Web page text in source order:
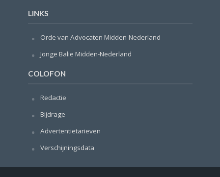
LINKS
Orde van Advocaten Midden-Nederland
Jonge Balie Midden-Nederland
COLOFON
Redactie
Bijdrage
Advertentietarieven
Verschijningsdata